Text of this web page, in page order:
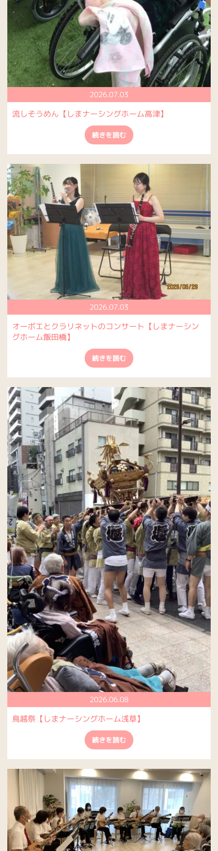
2026.07.03
流しそうめん【しまナーシングホーム高津】
続きを読む
2026.07.03
オーボエとクラリネットのコンサート【しまナーシン
グホーム飯田橋】
続きを読む
2026.06.08
鳥越祭【しまナーシングホーム浅草】
続きを読む